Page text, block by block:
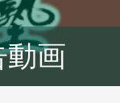
動画